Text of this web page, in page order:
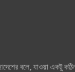
বলে, যাওয়া একটু